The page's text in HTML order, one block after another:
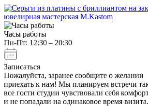
Часы работы
Пн-Пт: 12:30 – 20:30
Записаться
Пожалуйста, заранее сообщите о желании
приехать к нам! Мы планируем встречи
все гости студии чувствовали себя
и не попадали на одинаковое время визита.